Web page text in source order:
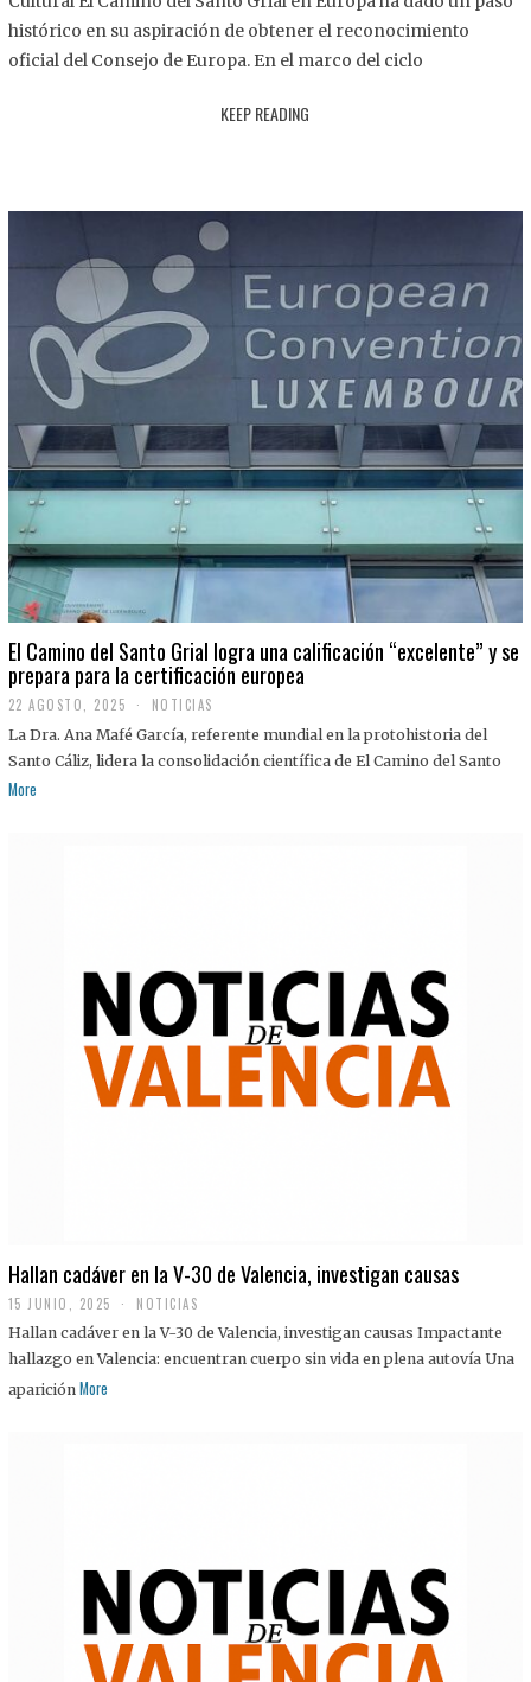
2
histórico en su aspiración de obtener el reconocimiento
oficial del Consejo de Europa. En el marco del ciclo
KEEP READING
El Camino del Santo Grial logra una calificación “excelente” y se
prepara para la certificación europea
22 AGOSTO, 2025
2
A
G
NOTICIAS
La Dra. Ana Mafé García, referente mundial en la protohistoria del
Santo Cáliz, lidera la consolidación científica de El Camino del Santo
More
Hallan cadáver en la V-30 de Valencia, investigan causas
15 JUNIO, 2025 NOTICIAS
Hallan cadáver en la V-30 de Valencia, investigan causas Impactante
hallazgo en Valencia: encuentran cuerpo sin vida en plena autovía Una
aparición More